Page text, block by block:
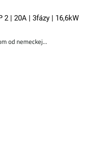
2 | 20A | 3fázy | 16,6kW
od nemeckej...